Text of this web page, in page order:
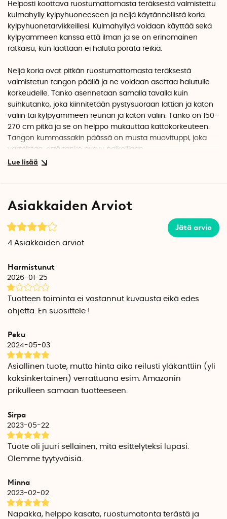
Helposti koottava ruostumattomasta teräksestä valmistettu
kulmahylly kylpyhuoneeseen ja neljä käytännöllistä koria
kylpyhuonetarvikkeillesi. Kulmahyllyä voidaan käyttää sekä
kylpyammeen kanssa että ilman ja se on erinomainen
ratkaisu, kun laattaan ei haluta porata reikiä.
Neljä koria ovat pitkän ruostumattomasta teräksestä
valmistetun tangon päällä ja ne voidaan asettaa halutulle
korkeudelle.
Tanko asennetaan samalla tavalla kuin
suihkutanko, joka kiinnitetään pystysuoraan lattian ja katon
väliin tai kylpyammeen reunan ja katon väliin.
Tanko on 150–
270 cm pitkä ja se on helppo mukauttaa kattokorkeuteen.
Tangon kummassakin päässä on musta muovituppi, joka
varmistaa, että tanko pysyy paikoillaan.
tanko, johon voidaan ripustaa pieni pyyhe tai rätti.
Hyllyt ja tanko on valmistettu harjatusta ruostumattomasta
teräksestä.
27 cm x 20 cm x 6,2 cm
27 cm x 20 cm x 6,2 cm
Asiakkaiden Arviot
Jätä arvio
4 Asiakkaiden arviot
Harmistunut
2026-01-25
Tuotteen toiminta ei vastannut kuvausta eikä edes
ohjetta. En suosittele !
Peku
2024-05-03
Asiallinen tuote, mutta hinta aika reilusti yläkanttiin (yli
kaksinkertainen) verrattuana esim. Amazonin
prikulleen samaan tuotteeseen.
Sirpa
2023-05-22
Tuote oli juuri sellainen, mitä esittelyteksi lupasi.
Olemme tyytyväisiä.
Minna
2023-02-02
Napakka, helppo kasata, ruostumatonta terästä ja